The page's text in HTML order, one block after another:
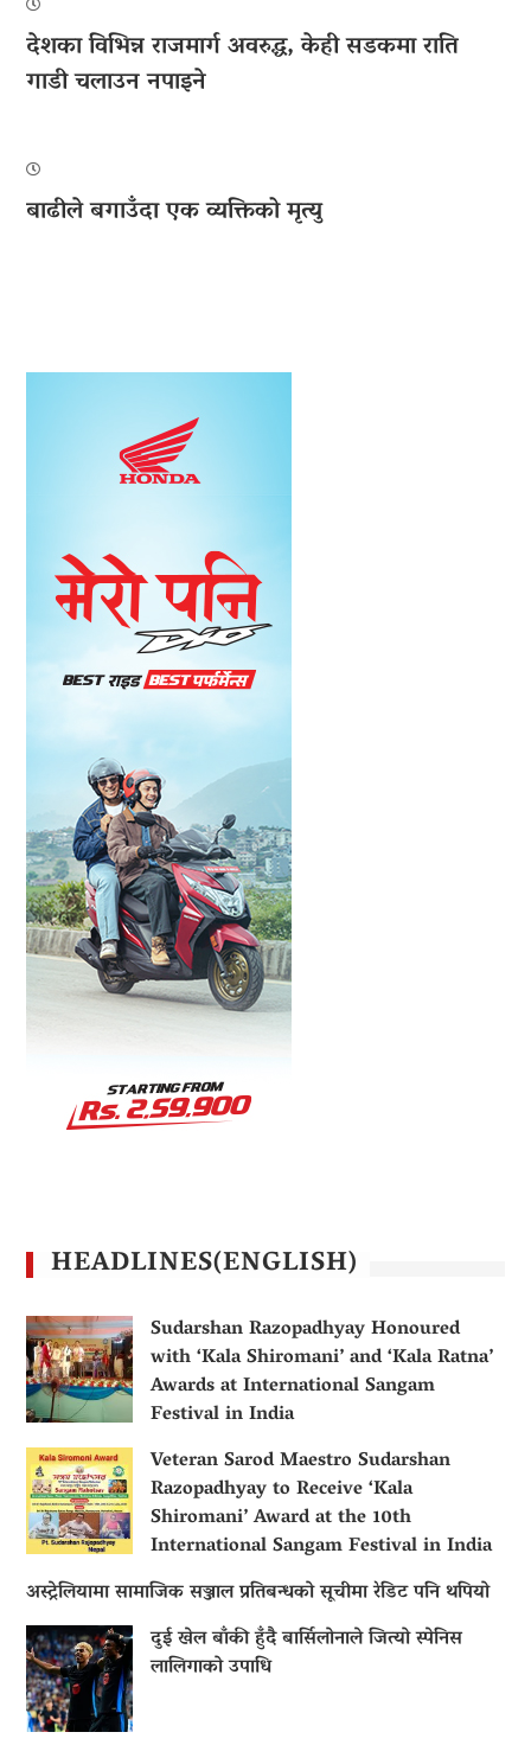
देशका विभिन्न राजमार्ग अवरुद्ध, केही सडकमा राति
गाडी चलाउन नपाइने
बाढीले बगाउँदा एक व्यक्तिको मृत्यु
HEADLINES(ENGLISH)
Sudarshan Razopadhyay Honoured
with ‘Kala Shiromani’ and ‘Kala Ratna’
Awards at International Sangam
Festival in India
Veteran Sarod Maestro Sudarshan
Razopadhyay to Receive ‘Kala
Shiromani’ Award at the 10th
International Sangam Festival in India
अस्ट्रेलियामा सामाजिक सञ्जाल प्रतिबन्धको सूचीमा रेडिट पनि थपियो
दुई खेल बाँकी हुँदै बार्सिलोनाले जित्यो स्पेनिस
लालिगाको उपाधि